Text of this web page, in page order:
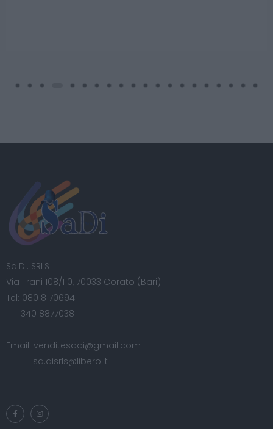
Sa.Di. SRLS
Via Trani 108/110, 70033 Corato (Bari)
Tel: 080 8170694
340 8877038
Email: venditesadi@gmail.com
sa.disrls@libero.it